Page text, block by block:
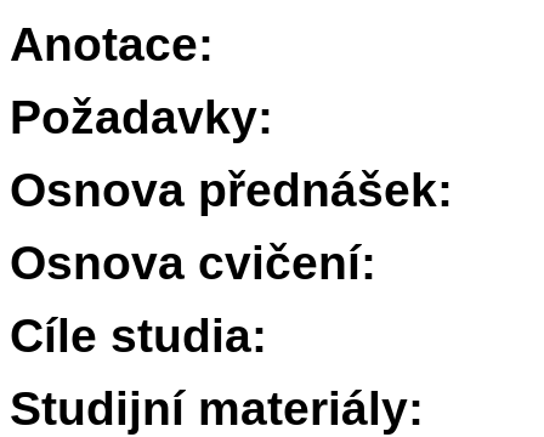
Anotace:
Požadavky:
Osnova přednášek:
Osnova cvičení:
Cíle studia:
Studijní materiály: